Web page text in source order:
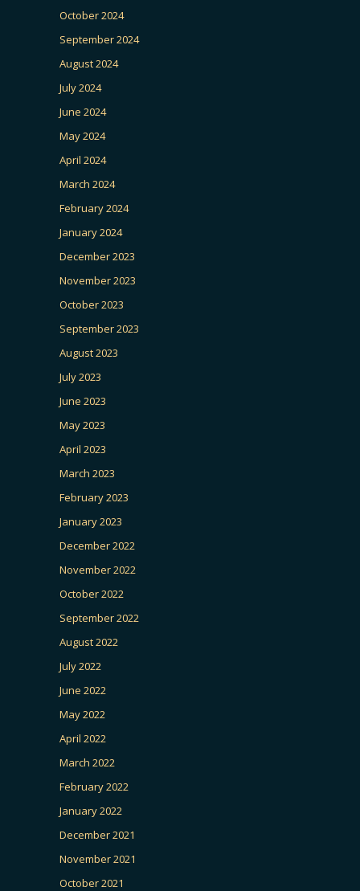
October 2024
September 2024
August 2024
July 2024
June 2024
May 2024
April 2024
March 2024
February 2024
January 2024
December 2023
November 2023
October 2023
September 2023
August 2023
July 2023
June 2023
May 2023
April 2023
March 2023
February 2023
January 2023
December 2022
November 2022
October 2022
September 2022
August 2022
July 2022
June 2022
May 2022
April 2022
March 2022
February 2022
January 2022
December 2021
November 2021
October 2021